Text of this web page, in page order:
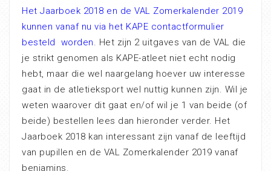
Het Jaarboek 2018 en de VAL Zomerkalender 2019
kunnen vanaf nu via het KAPE contactformulier
besteld worden. Het zijn 2 uitgaves van de VAL die
je strikt genomen als KAPE-atleet niet echt nodig
hebt, maar die wel naargelang hoever uw interesse
gaat in de atletieksport wel nuttig kunnen zijn. Wil je
weten waarover dit gaat en/of wil je 1 van beide (of
beide) bestellen lees dan hieronder verder. Het
Jaarboek 2018 kan interessant zijn vanaf de leeftijd
van pupillen en de VAL Zomerkalender 2019 vanaf
benjamins.